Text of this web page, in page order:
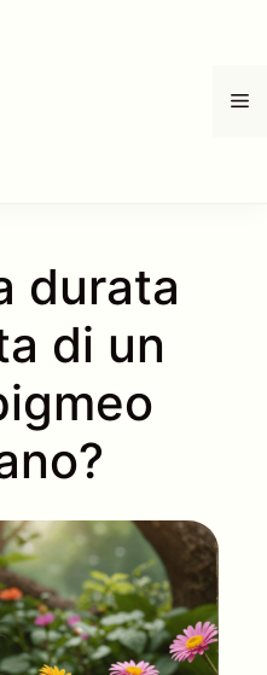
durata
di un